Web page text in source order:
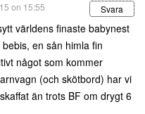
on 15:55 Svara
världens finaste babynest
en sån himla fin
något som kommer
(och skötbord) har vi
än trots BF om drygt 6